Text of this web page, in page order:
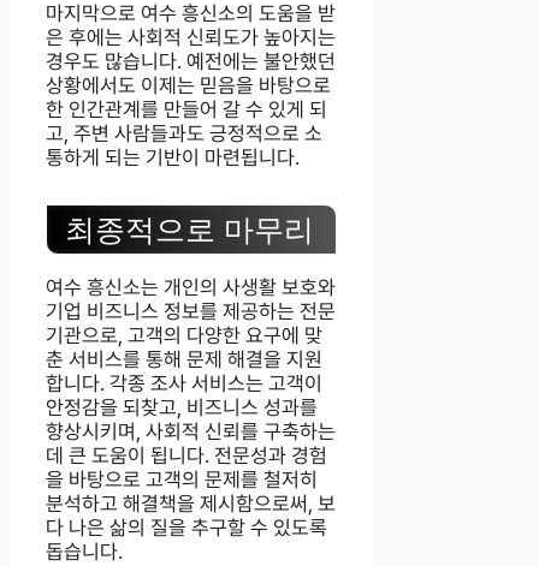
마지막으로 여수 흥신소의 도움을 받
은 후에는 사회적 신뢰도가 높아지는
경우도 많습니다. 예전에는 불안했던
상황에서도 이제는 믿음을 바탕으로
한 인간관계를 만들어 갈 수 있게 되
고, 주변 사람들과도 긍정적으로 소
통하게 되는 기반이 마련됩니다.
최종적으로 마무리
여수 흥신소는 개인의 사생활 보호와
기업 비즈니스 정보를 제공하는 전문
기관으로, 고객의 다양한 요구에 맞
춘 서비스를 통해 문제 해결을 지원
합니다. 각종 조사 서비스는 고객이
안정감을 되찾고, 비즈니스 성과를
향상시키며, 사회적 신뢰를 구축하는
데 큰 도움이 됩니다. 전문성과 경험
을 바탕으로 고객의 문제를 철저히
분석하고 해결책을 제시함으로써, 보
다 나은 삶의 질을 추구할 수 있도록
돕습니다.